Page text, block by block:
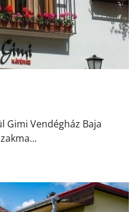
Gimi Vendégház Baja